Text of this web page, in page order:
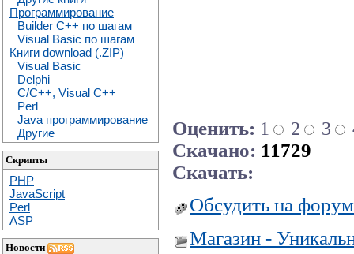
Программирование
Builder C++ по шагам
Visual Basic по шагам
Книги download (.ZIP)
Visual Basic
Delphi
C/C++, Visual C++
Perl
Java программирование
Другие
Скрипты
PHP
JavaScript
Perl
ASP
Новости
Оценить: 1 2 3
Скачано: 11729
Скачать:
Обсудить на
Магазин -